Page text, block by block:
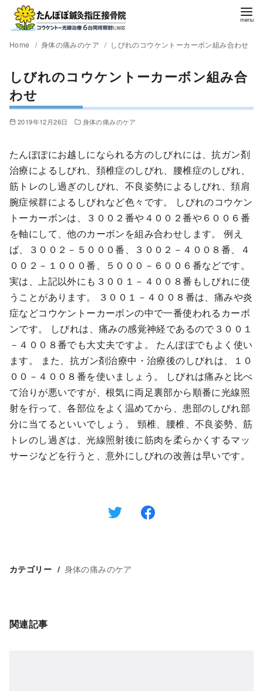
Home 身体の痛みのケア しびれのコウケントーカーボン組み合わせ
しびれのコウケントーカーボン組み合
わせ
2019年12月26日 身体の痛みのケア
たんぽぽにお越しになられる方のしびれには、抗ガン剤
治療によるしびれ、頚椎症のしびれ、腰椎症のしびれ、
筋トレのし過ぎのしびれ、不良姿勢によるしびれ、頚肩
腕症候群によるしびれなど色々です。 しびれのコウケン
トーカーボンは、３００２番や４００２番や６００６番
を軸にして、他のカーボンを組み合わせします。 例え
ば、３００２－５０００番、３００２－４００８番、４
００２－１０００番、５０００－６００６番などです。
実は、上記以外にも３００１－４００８番もしびれに使
うことがあります。 ３００１－４００８番は、痛みや炎
症などコウケントーカーボンの中で一番使われるカーボ
ンです。 しびれは、痛みの感覚神経であるので３００１
－４００８番でも大丈夫ですよ。 たんぽぽでもよく使い
ます。 また、抗ガン剤治療中・治療後のしびれは、１０
００－４００８番を使いましょう。 しびれは痛みと比べ
て治りが悪いですが、根気に両足裏部から順番に光線照
射を行って、各部位をよく温めてから、患部のしびれ部
分に当てるといいでしょう。 頸椎、腰椎、不良姿勢、筋
トレのし過ぎは、光線照射後に筋肉を柔らかくするマッ
サージなどを行うと、意外にしびれの改善は早いです。
カテゴリー 身体の痛みのケア
関連記事